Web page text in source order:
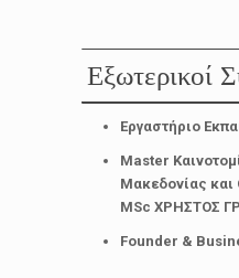
Εξωτερικοί
Εργαστήριο
Master
Μακεδονίας
MSc ΧΡΗΣΤΟΣ
Founder &